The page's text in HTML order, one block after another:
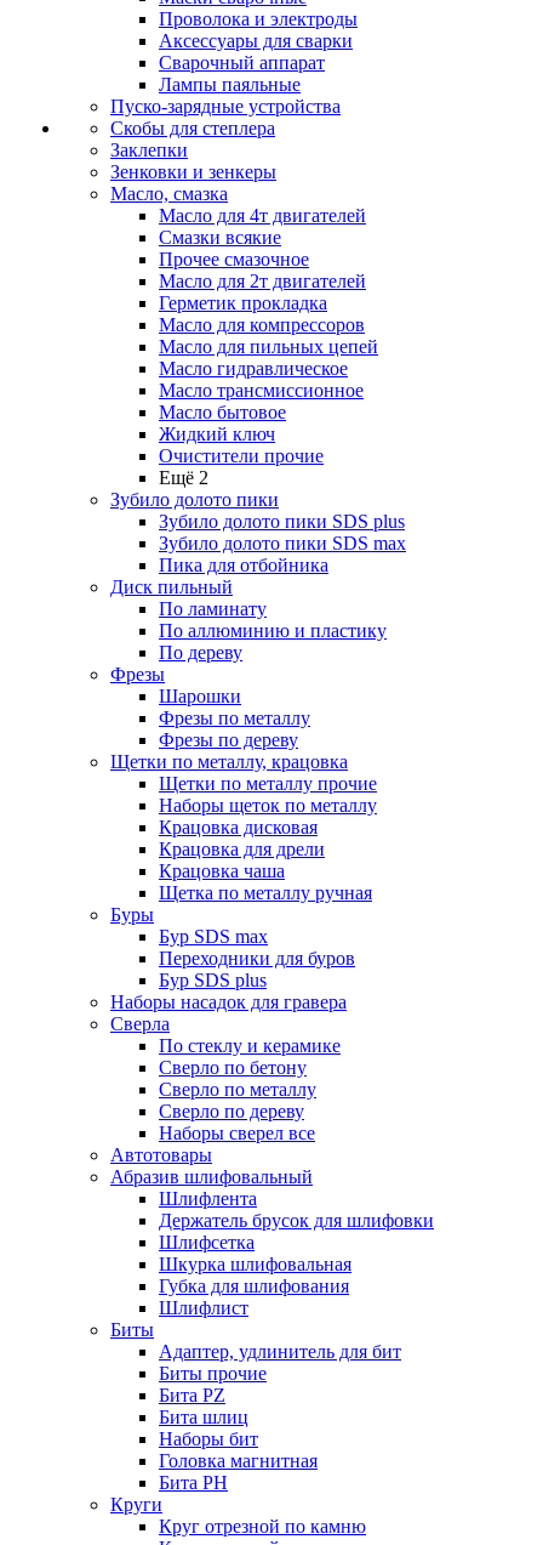
Проволока и электроды
Аксессуары для сварки
Сварочный аппарат
Лампы паяльные
Пуско-зарядные устройства
Скобы для степлера
Заклепки
Зенковки и зенкеры
Масло, смазка
Масло для 4т двигателей
Смазки всякие
Прочее смазочное
Масло для 2т двигателей
Герметик прокладка
Масло для компрессоров
Масло для пильных цепей
Масло гидравлическое
Масло трансмиссионное
Масло бытовое
Жидкий ключ
Очистители прочие
Ещё 2
Зубило долото пики
Зубило долото пики SDS plus
Зубило долото пики SDS max
Пика для отбойника
Диск пильный
По ламинату
По аллюминию и пластику
По дереву
Фрезы
Шарошки
Фрезы по металлу
Фрезы по дереву
Щетки по металлу, крацовка
Щетки по металлу прочие
Наборы щеток по металлу
Крацовка дисковая
Крацовка для дрели
Крацовка чаша
Щетка по металлу ручная
Буры
Бур SDS max
Переходники для буров
Бур SDS plus
Наборы насадок для гравера
Сверла
По стеклу и керамике
Сверло по бетону
Сверло по металлу
Сверло по дереву
Наборы сверел все
Автотовары
Абразив шлифовальный
Шлифлента
Держатель брусок для шлифовки
Шлифсетка
Шкурка шлифовальная
Губка для шлифования
Шлифлист
Биты
Адаптер, удлинитель для бит
Биты прочие
Бита PZ
Бита шлиц
Наборы бит
Головка магнитная
Бита PH
Круги
Круг отрезной по камню